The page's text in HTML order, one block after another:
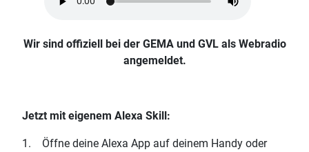
Wir sind offiziell bei der GEMA und GVL als Webradio
angemeldet.
Jetzt mit eigenem Alexa Skill:
1. Öffne deine Alexa App auf deinem Handy oder